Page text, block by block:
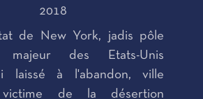
2018
de New York, jadis pôle
majeur des Etats-Unis
laissé à l'abandon, ville
victime de la désertion